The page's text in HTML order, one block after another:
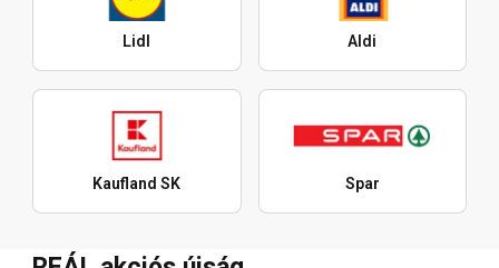
Lidl Aldi
Kaufland SK Spar